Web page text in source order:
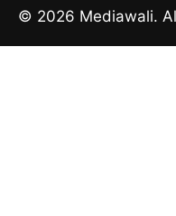
© 2026 Mediawali.